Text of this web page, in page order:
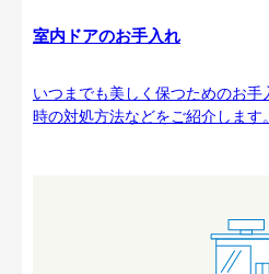
室内ドアのお手入れ
いつまでも美しく保つためのお
時の対処方法などをご紹介します。